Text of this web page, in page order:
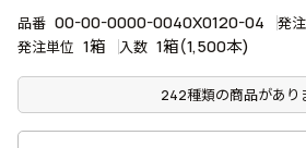
品番 00-00-0000-0040X0120-04 発
発注単位 1箱 入数 1箱(1,500本)
242種類の商品があり